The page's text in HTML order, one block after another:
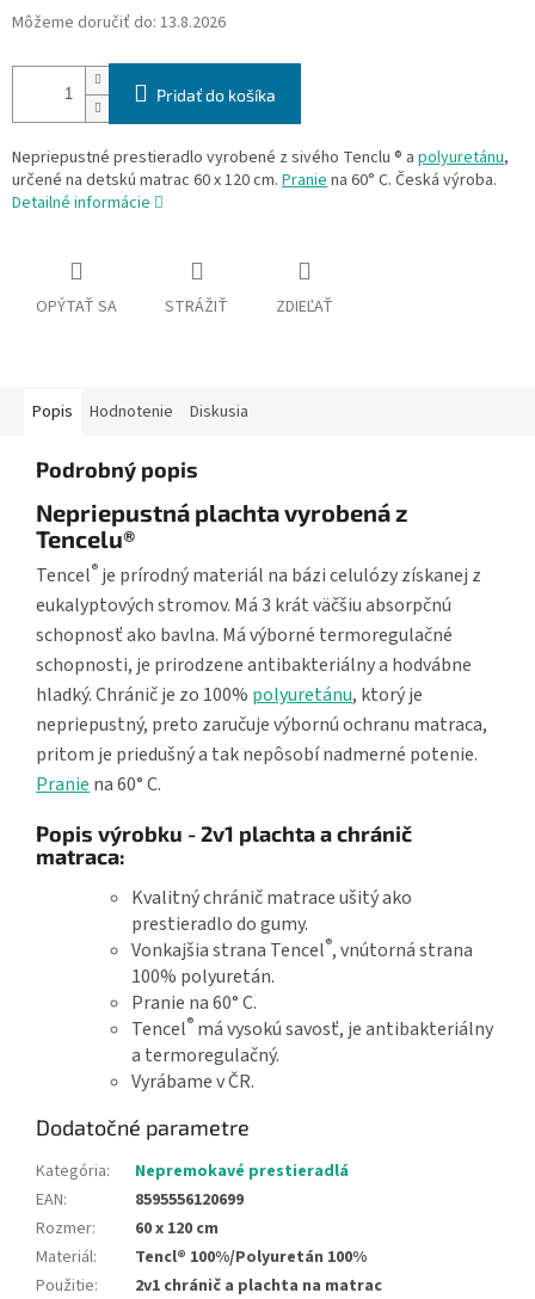
Môžeme doručiť do: 13.8.2026
Pridať do košíka
Nepriepustné prestieradlo vyrobené z sivého Tenclu ® a polyuretánu,
určené na detskú matrac 60 x 120 cm. Praniena 60° C. Česká výroba.
Detailné informácie
OPÝTAŤ SA STRÁŽIŤ ZDIEĽAŤ
Popis Hodnotenie Diskusia
Podrobný popis
Nepriepustná plachta vyrobená z
Tencelu®
Tencel® je prírodný materiál na bázi celulózy získanej z
eukalyptových stromov. Má 3 krát väčšiu absorpčnú
schopnosť ako bavlna. Má výborné termoregulačné
schopnosti, je prirodzene antibakteriálny a hodvábne
hladký. Chránič je zo 100% polyuretánu, ktorý je
nepriepustný, preto zaručuje výbornú ochranu matraca,
pritom je priedušný a tak nepôsobí nadmerné potenie.
Pranie na 60° C.
Popis výrobku - 2v1 plachta a chránič
matraca:
Kvalitný chránič matrace ušitý ako
prestieradlo do gumy.
Vonkajšia strana Tencel®, vnútorná strana
100% polyuretán.
Pranie na 60° C.
Tencel® má vysokú savosť, je antibakteriálny
a termoregulačný.
Vyrábame v ČR.
Dodatočné parametre
Kategória:
Nepremokavé prestieradlá
EAN:
8595556120699
Rozmer:
60 x 120 cm
Materiál:
Tencl® 100%/Polyuretán 100%
Použitie:
2v1 chránič a plachta na matrac